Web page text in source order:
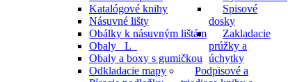
Spisové
dosky
Zakladacie
prúžky a
úchytky
Podpisové a
Katalógové knihy
Násuvné lišty
Obálky k násuvným lištám
Obaly _L_
Obaly a boxy s gumičkou
Odkladacie mapy